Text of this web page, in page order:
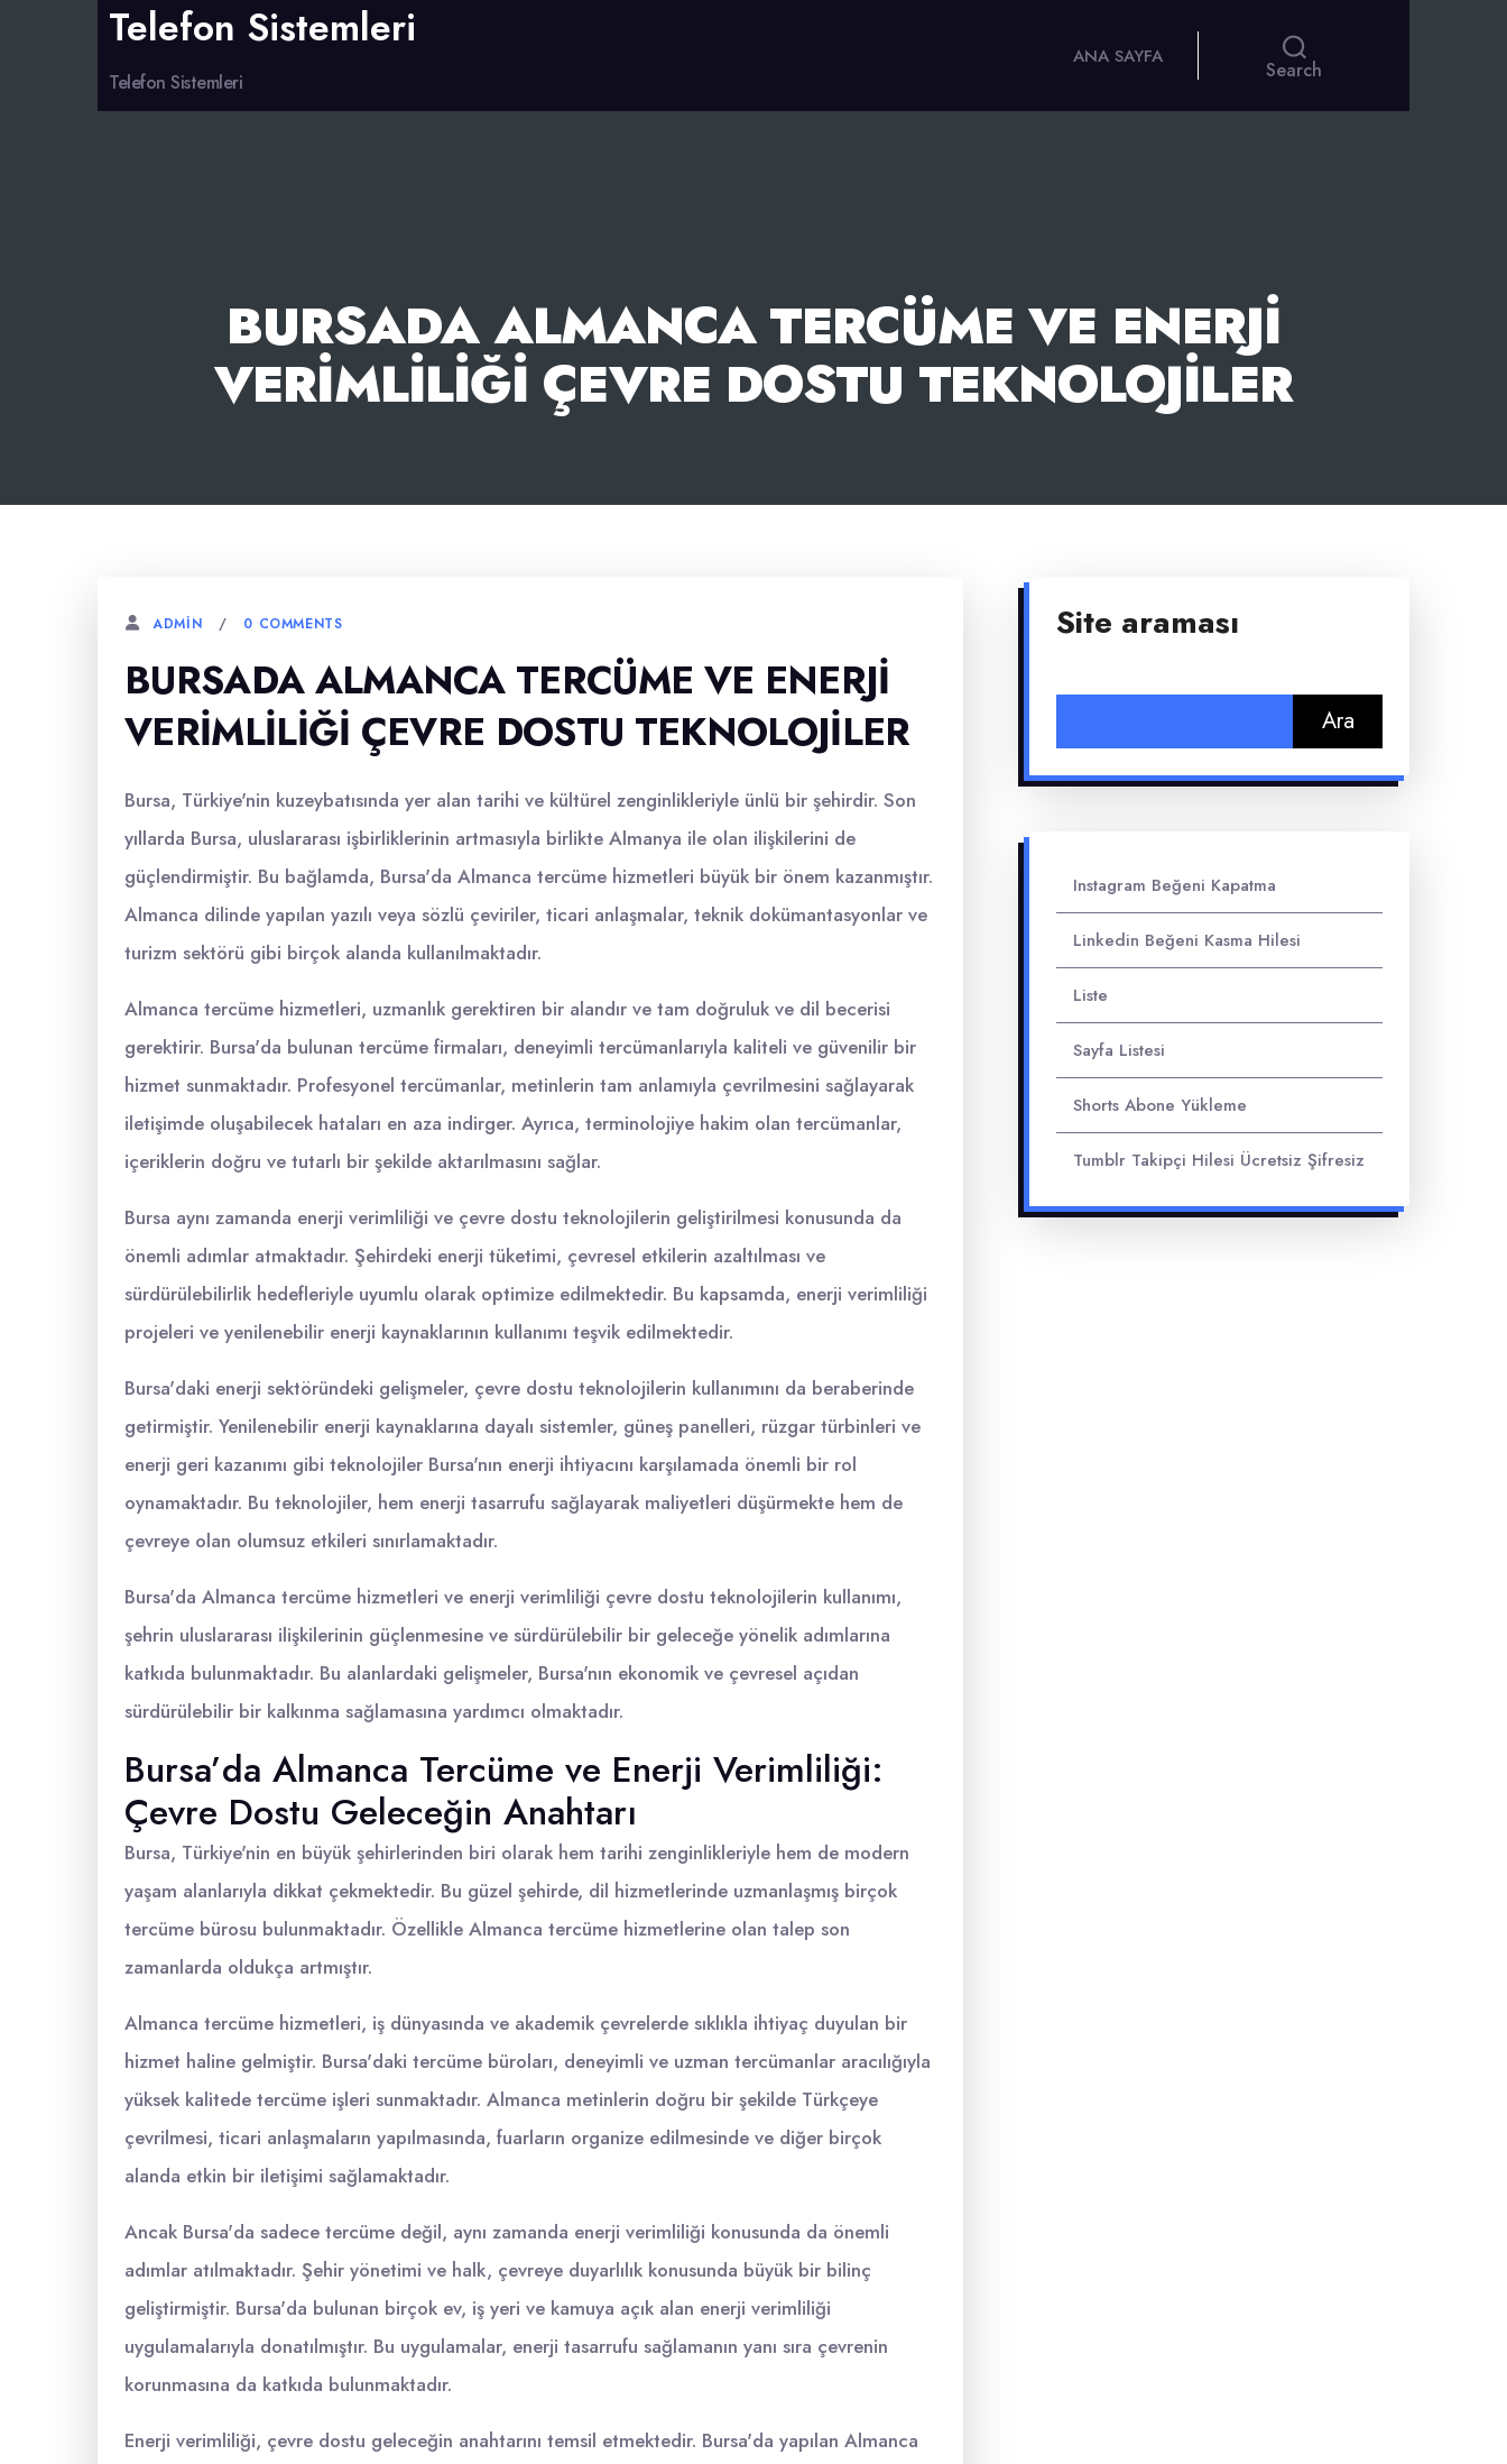
Telefon Sistemleri
Telefon Sistemleri
ANA SAYFA
Search
BURSADA ALMANCA TERCÜME VE ENERJI
VERIMLILIĞI ÇEVRE DOSTU TEKNOLOJILER
ADMIN 0 COMMENTS
BURSADA ALMANCA TERCÜME VE ENERJI
VERIMLILIĞI ÇEVRE DOSTU TEKNOLOJILER
Bursa, Türkiye'nin kuzeybatısında yer alan tarihi ve kültürel zenginlikleriyle ünlü bir şehirdir. Son
yıllarda Bursa, uluslararası işbirliklerinin artmasıyla birlikte Almanya ile olan ilişkilerini de
güçlendirmiştir. Bu bağlamda, Bursa'da Almanca tercüme hizmetleri büyük bir önem kazanmıştır.
Almanca dilinde yapılan yazılı veya sözlü çeviriler, ticari anlaşmalar, teknik dokümantasyonlar ve
turizm sektörü gibi birçok alanda kullanılmaktadır.
Almanca tercüme hizmetleri, uzmanlık gerektiren bir alandır ve tam doğruluk ve dil becerisi
gerektirir. Bursa'da bulunan tercüme firmaları, deneyimli tercümanlarıyla kaliteli ve güvenilir bir
hizmet sunmaktadır. Profesyonel tercümanlar, metinlerin tam anlamıyla çevrilmesini sağlayarak
iletişimde oluşabilecek hataları en aza indirger. Ayrıca, terminolojiye hakim olan tercümanlar,
içeriklerin doğru ve tutarlı bir şekilde aktarılmasını sağlar.
Bursa aynı zamanda enerji verimliliği ve çevre dostu teknolojilerin geliştirilmesi konusunda da
önemli adımlar atmaktadır. Şehirdeki enerji tüketimi, çevresel etkilerin azaltılması ve
sürdürülebilirlik hedefleriyle uyumlu olarak optimize edilmektedir. Bu kapsamda, enerji verimliliği
projeleri ve yenilenebilir enerji kaynaklarının kullanımı teşvik edilmektedir.
Bursa'daki enerji sektöründeki gelişmeler, çevre dostu teknolojilerin kullanımını da beraberinde
getirmiştir. Yenilenebilir enerji kaynaklarına dayalı sistemler, güneş panelleri, rüzgar türbinleri ve
enerji geri kazanımı gibi teknolojiler Bursa'nın enerji ihtiyacını karşılamada önemli bir rol
oynamaktadır. Bu teknolojiler, hem enerji tasarrufu sağlayarak maliyetleri düşürmekte hem de
çevreye olan olumsuz etkileri sınırlamaktadır.
Bursa'da Almanca tercüme hizmetleri ve enerji verimliliği çevre dostu teknolojilerin kullanımı,
şehrin uluslararası ilişkilerinin güçlenmesine ve sürdürülebilir bir geleceğe yönelik adımlarına
katkıda bulunmaktadır. Bu alanlardaki gelişmeler, Bursa'nın ekonomik ve çevresel açıdan
sürdürülebilir bir kalkınma sağlamasına yardımcı olmaktadır.
Bursa’da Almanca Tercüme ve Enerji Verimliliği:
Çevre Dostu Geleceğin Anahtarı
Bursa, Türkiye'nin en büyük şehirlerinden biri olarak hem tarihi zenginlikleriyle hem de modern
yaşam alanlarıyla dikkat çekmektedir. Bu güzel şehirde, dil hizmetlerinde uzmanlaşmış birçok
tercüme bürosu bulunmaktadır. Özellikle Almanca tercüme hizmetlerine olan talep son
zamanlarda oldukça artmıştır.
Almanca tercüme hizmetleri, iş dünyasında ve akademik çevrelerde sıklıkla ihtiyaç duyulan bir
hizmet haline gelmiştir. Bursa'daki tercüme büroları, deneyimli ve uzman tercümanlar aracılığıyla
yüksek kalitede tercüme işleri sunmaktadır. Almanca metinlerin doğru bir şekilde Türkçeye
çevrilmesi, ticari anlaşmaların yapılmasında, fuarların organize edilmesinde ve diğer birçok
alanda etkin bir iletişimi sağlamaktadır.
Ancak Bursa'da sadece tercüme değil, aynı zamanda enerji verimliliği konusunda da önemli
adımlar atılmaktadır. Şehir yönetimi ve halk, çevreye duyarlılık konusunda büyük bir bilinç
geliştirmiştir. Bursa'da bulunan birçok ev, iş yeri ve kamuya açık alan enerji verimliliği
uygulamalarıyla donatılmıştır. Bu uygulamalar, enerji tasarrufu sağlamanın yanı sıra çevrenin
korunmasına da katkıda bulunmaktadır.
Enerji verimliliği, çevre dostu geleceğin anahtarını temsil etmektedir. Bursa'da yapılan Almanca
Site araması
Instagram Beğeni Kapatma
Linkedin Beğeni Kasma Hilesi
Liste
Sayfa Listesi
Shorts Abone Yükleme
Tumblr Takipçi Hilesi Ücretsiz Şifresiz